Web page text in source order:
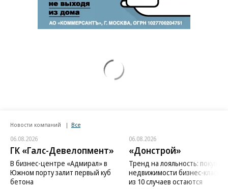
Новости компаний Все
06.08.2026
ГК «Галс-Девелопмент»
В бизнес-центре «Адмирал» в
Южном порту залит первый куб
бетона
06.08.2026
«Донстрой»
Тренд на лояльность:
недвижимости бизнес-класса
из 10 случаев остаются